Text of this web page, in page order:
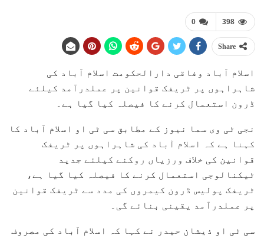
0 398
Share
اسلام آباد وفاقی دارالحکومت اسلام آباد کی
شاہراہوں پر ٹریفک قوانین پر عملدرآمد کیلئے
ڈرون استعمال کرنے کا فیصلہ کیا گیا ہے۔
نجی ٹی وی سما نیوز کے مطابق سی ٹی او اسلام آباد کا
کہنا ہے کہ اسلام آباد کی شاہراہوں پر ٹریفک
قوانین کی خلاف ورزیاں روکنے کیلئے جدید
ٹیکنالوجی استعمال کرنے کا فیصلہ کیا گیا ہے،
ٹریفک پولیس ڈرون کیمروں کی مدد سے ٹریفک قوانین
پر عملدرآمد یقینی بنائے گی۔
سی ٹی او ذیشان حیدر نے کہا کہ اسلام آباد کی مصروف